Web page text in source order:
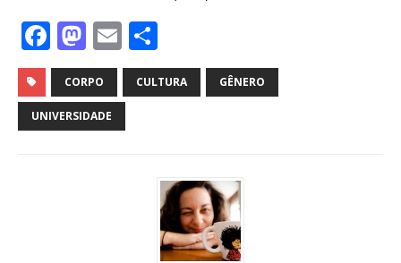
F
a
c
e
M
a
st
o
E
m
ai
l
h
ar
CORPO CULTURA GÊNERO
UNIVERSIDADE